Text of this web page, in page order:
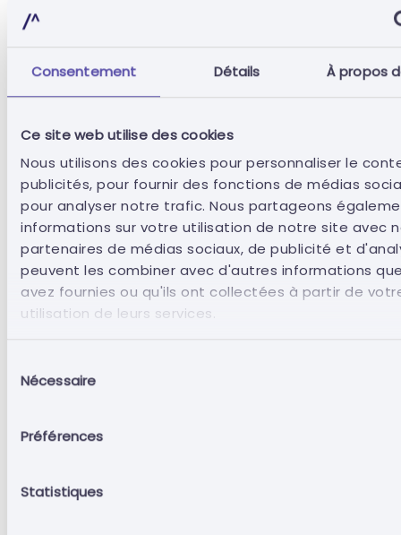
Consentement Détails À propos
Ce site web utilise des cookies
Nous utilisons des cookies pour personnaliser le
publicités, pour fournir des fonctions de médias
pour analyser notre trafic. Nous partageons
informations sur votre utilisation de notre site avec
partenaires de médias sociaux, de publicité et
peuvent les combiner avec d'autres informations
avez fournies ou qu'ils ont collectées à partir de
utilisation de leurs services.
duNécessaire
Préférences
Statistiques
sur des activités illégales, telles que des
atteintes à l'intégrité physique d'autrui ou
des actes de cruauté envers les animaux.
implique le consentement exprès au traitement
des données personnelles nécessaires à l'accès
et à l'utilisation d'Affereo, ainsi que l'acceptation
de l'utilisation de cookies.
6. Prix
est dû.
(€), majoré de la TVA au taux légal en
décrites dans les FAQ du Portail.
Lors de l'enregistrement, le client ne doit pas